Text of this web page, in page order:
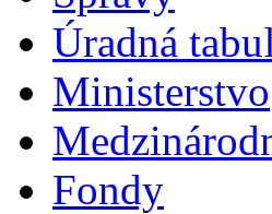
Úradná
Ministerstvo
Fondy